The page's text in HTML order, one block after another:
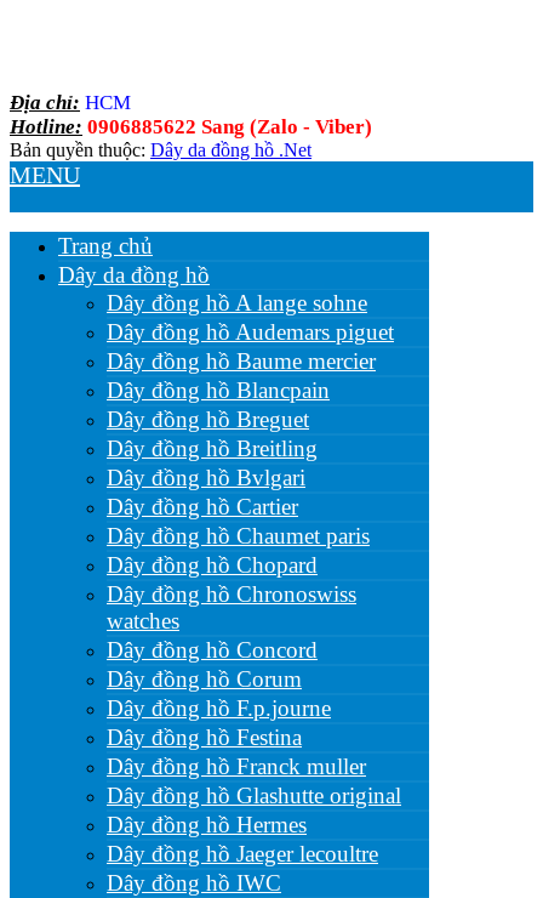
Địa chỉ: HCM
Hotline: 0906885622 Sang (Zalo - Viber)
Bản quyền thuộc: Dây da đồng hồ .Net
MENU
Trang chủ
Dây da đồng hồ
Dây đồng hồ A lange sohne
Dây đồng hồ Audemars piguet
Dây đồng hồ Baume mercier
Dây đồng hồ Blancpain
Dây đồng hồ Breguet
Dây đồng hồ Breitling
Dây đồng hồ Bvlgari
Dây đồng hồ Cartier
Dây đồng hồ Chaumet paris
Dây đồng hồ Chopard
Dây đồng hồ Chronoswiss
watches
Dây đồng hồ Concord
Dây đồng hồ Corum
Dây đồng hồ F.p.journe
Dây đồng hồ Festina
Dây đồng hồ Franck muller
Dây đồng hồ Glashutte original
Dây đồng hồ Hermes
Dây đồng hồ Jaeger lecoultre
Dây đồng hồ IWC